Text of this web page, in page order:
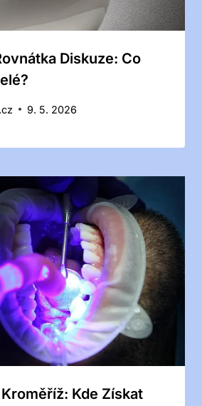
Diskuze: Co
9. 5. 2026
Kde Získat